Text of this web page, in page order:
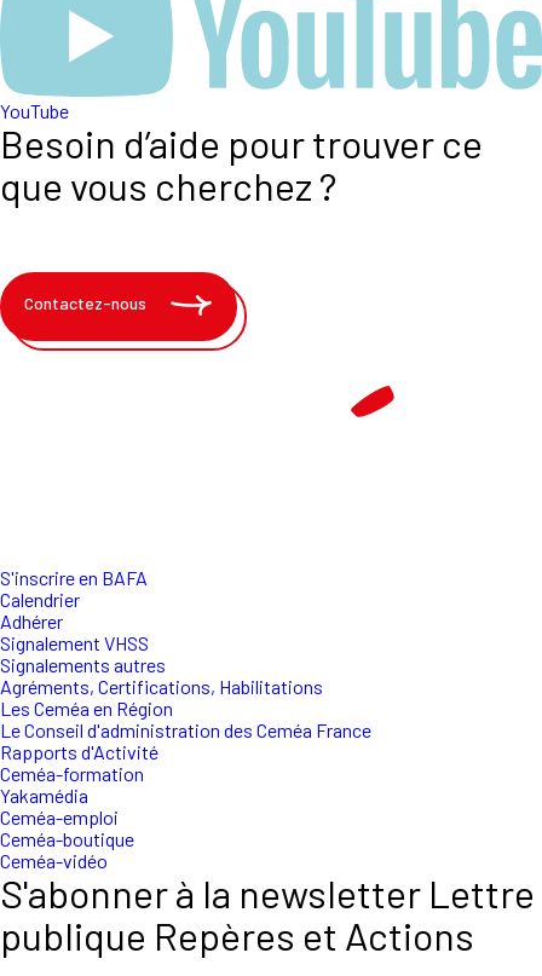
YouTube
Besoin d’aide pour trouver ce
que vous cherchez ?
Contactez-nous
S'inscrire en BAFA
Calendrier
Adhérer
Signalement VHSS
Signalements autres
Agréments, Certifications, Habilitations
Les Ceméa en Région
Le Conseil d'administration des Ceméa France
Rapports d'Activité
Ceméa-formation
Yakamédia
Ceméa-emploi
Ceméa-boutique
Ceméa-vidéo
S'abonner à la newsletter Lettre
publique Repères et Actions